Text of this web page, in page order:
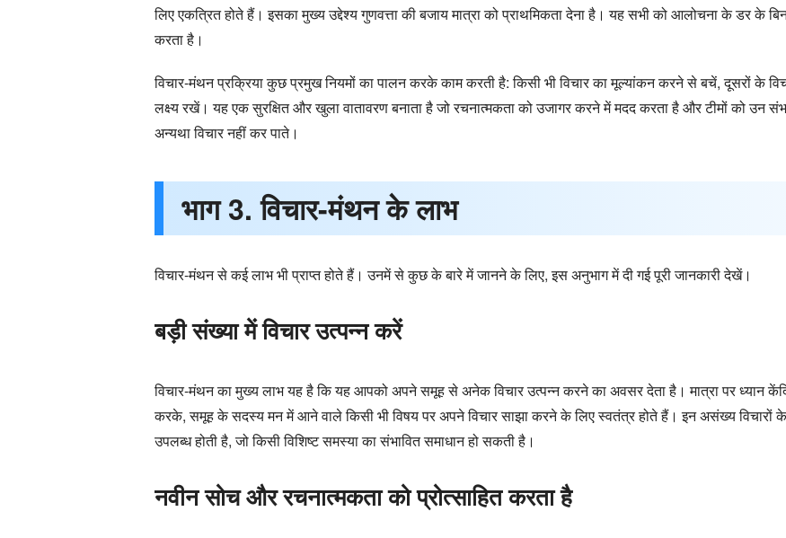
लिए एकत्रित होते हैं। इसका मुख्य उद्देश्य गुणवत्ता की बजाय मात्रा को प्राथमिकता देना है। यह सभी को आलोचना के डर के
करता है।
विचार-मंथन प्रक्रिया कुछ प्रमुख नियमों का पालन करके काम करती है: किसी भी विचार का मूल्यांकन करने से बचें, दूसरों के
लक्ष्य रखें। यह एक सुरक्षित और खुला वातावरण बनाता है जो रचनात्मकता को उजागर करने में मदद करता है और टीमों को उन
अन्यथा विचार नहीं कर पाते।
भाग 3. विचार-मंथन के लाभ
विचार-मंथन से कई लाभ भी प्राप्त होते हैं। उनमें से कुछ के बारे में जानने के लिए, इस अनुभाग में दी गई पूरी जानकारी देखें।
बड़ी संख्या में विचार उत्पन्न करें
विचार-मंथन का मुख्य लाभ यह है कि यह आपको अपने समूह से अनेक विचार उत्पन्न करने का अवसर देता है। मात्रा पर ध्यान
करके, समूह के सदस्य मन में आने वाले किसी भी विषय पर अपने विचार साझा करने के लिए स्वतंत्र होते हैं। इन असंख्य
उपलब्ध होती है, जो किसी विशिष्ट समस्या का संभावित समाधान हो सकती है।
नवीन सोच और रचनात्मकता को प्रोत्साहित करता है